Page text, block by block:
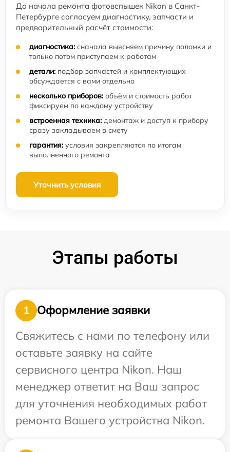
До начала ремонта фотовспышек Nikon в Санкт-
Петербурге согласуем диагностику, запчасти и
предварительный расчёт стоимости:
диагностика: сначала выясняем причину поломки и
только потом приступаем к работам
детали: подбор запчастей и комплектующих
обсуждается с вами отдельно
несколько приборов: объём и стоимость работ
фиксируем по каждому устройству
встроенная техника: демонтаж и доступ к прибору
сразу закладываем в смету
гарантия: условия закрепляются по итогам
выполненного ремонта
Уточнить условия
Этапы работы
1
Оформление заявки
Свяжитесь с нами по телефону или
оставьте заявку на сайте
сервисного центра Nikon. Наш
менеджер ответит на Ваш запрос
для уточнения необходимых работ
ремонта Вашего устройства Nikon.